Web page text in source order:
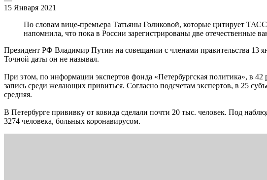
15 Января 2021
По словам вице-премьера Татьяны Голиковой, которые цитирует
напомнила, что пока в России зарегистрированы две отечественные
Президент РФ Владимир Путин на совещании с членами правительства 13
Точной даты он не называл.
При этом, по информации экспертов фонда «Петербургская политика», в
запись среди желающих привиться. Согласно подсчетам экспертов, в 25
средняя.
В Петербурге прививку от ковида сделали почти 20 тыс. человек. Под
3274 человека, больных коронавирусом.